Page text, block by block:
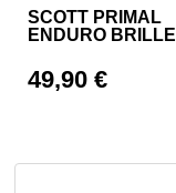
SCOTT PRIMAL
ENDURO BRILLE
49,90€